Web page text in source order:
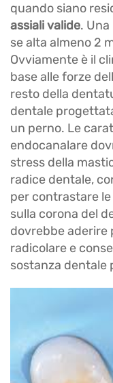
quando siano
assiali valide.
se alta almeno 2
Ovviamente è il
base alle forze
resto della
dentale
un perno. Le
endocanalare
stress della
radice dentale,
per contrastare
sulla corona del
dovrebbe
radicolare e
sostanza dentale